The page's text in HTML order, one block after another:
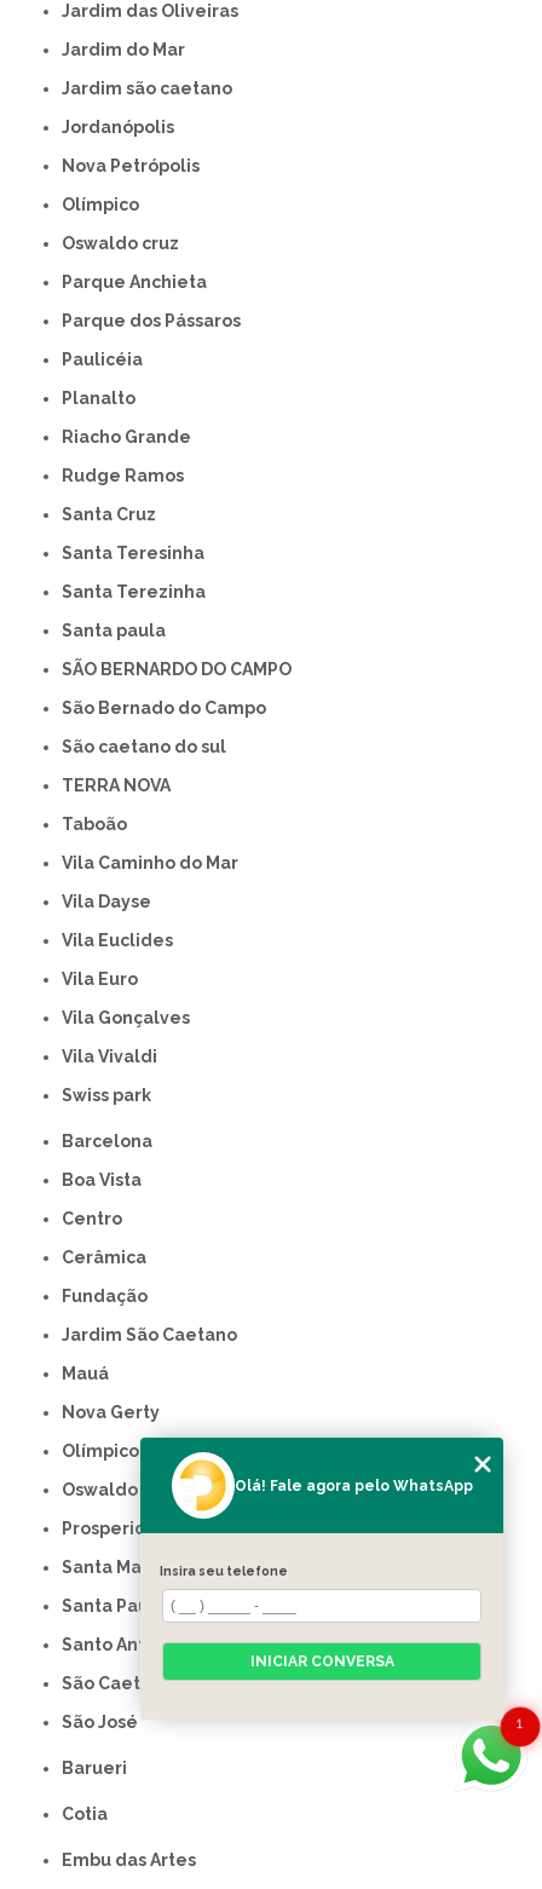
Jardim das Oliveiras
Jardim do Mar
Jardim são caetano
Jordanópolis
Nova Petrópolis
Olímpico
Oswaldo cruz
Parque Anchieta
Parque dos Pássaros
Paulicéia
Planalto
Riacho Grande
Rudge Ramos
Santa Cruz
Santa Teresinha
Santa Terezinha
Santa paula
SÃO BERNARDO DO CAMPO
São Bernado do Campo
São caetano do sul
TERRA NOVA
Taboão
Vila Caminho do Mar
Vila Dayse
Vila Euclides
Vila Euro
Vila Gonçalves
Vila Vivaldi
swiss park
Barcelona
Boa Vista
Centro
Cerâmica
Fundação
Jardim São Caetano
Mauá
Nova Gerty
Olímpico
Oswaldo Cruz
Prosperidade
Santa Maria
Santa Paula
Santo Antônio
São Caetano do Sul
São José
Barueri
Cotia
Embu das Artes
1
Olá! Fale agora pelo WhatsApp
Insira seu telefone
INICIAR CONVERSA